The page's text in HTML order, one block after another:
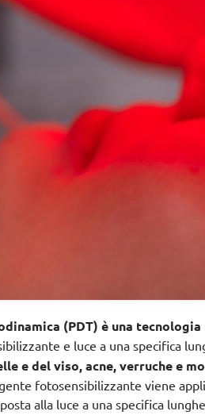
(PDT) è una
e luce a una specifica
e del viso, acne, verruche e
fotosensibilizzante viene
alla luce a una specifica